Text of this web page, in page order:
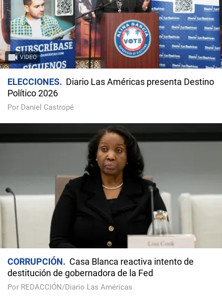
VIDEO
ELECCIONES
Diario Las Américas presenta Destino
Político 2026
Por Daniel Castropé
CORRUPCIÓN
Casa Blanca reactiva intento de
destitución de gobernadora de la Fed
Por REDACCIÓN/Diario Las Américas